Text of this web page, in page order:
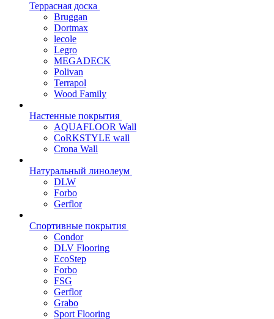
Террасная доска
Bruggan
Dortmax
lecole
Legro
MEGADECK
Polivan
Terrapol
Wood Family
Настенные покрытия
AQUAFLOOR Wall
CoRKSTYLE wall
Crona Wall
Натуральный линолеум
DLW
Forbo
Gerflor
Спортивные покрытия
Condor
DLV Flooring
EcoStep
Forbo
FSG
Gerflor
Grabo
Sport Flooring